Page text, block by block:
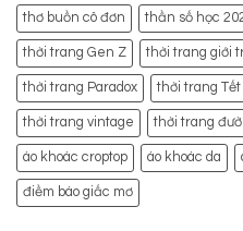
thơ buồn cô đơn thần số học
thời trang Gen Z thời trang giới
thời trang Paradox thời trang Tết
thời trang vintage thời trang
áo khoác croptop áo khoác da
điềm báo giấc mơ